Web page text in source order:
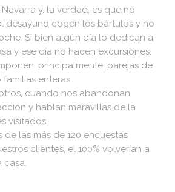
y, la verdad, es que no
desayuno cogen los bártulos y no
Si bien algún día lo dedican a
y ese día no hacen excursiones.
principalmente, parejas de
enteras.
cuando nos abandonan
y hablan maravillas de la
visitados.
de las más de 120 encuestas
clientes, el 100% volverían a
casa.